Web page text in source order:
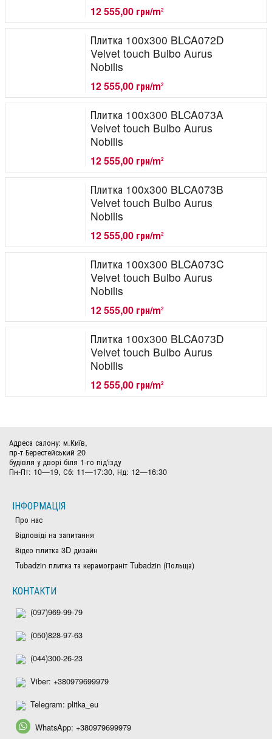
12 555,00 грн/m2
Плитка 100x300 BLCA072D
Velvet touch Bulbo Aurus
Nobilis
12 555,00 грн/m2
Плитка 100x300 BLCA073A
Velvet touch Bulbo Aurus
Nobilis
12 555,00 грн/m2
Плитка 100x300 BLCA073B
Velvet touch Bulbo Aurus
Nobilis
12 555,00 грн/m2
Плитка 100x300 BLCA073C
Velvet touch Bulbo Aurus
Nobilis
12 555,00 грн/m2
Плитка 100x300 BLCA073D
Velvet touch Bulbo Aurus
Nobilis
12 555,00 грн/m2
Адреса салону: м.Київ,
пр-т Берестейський 20
будівля у дворі біля 1-го під'їзду
Пн-Пт: 10—19, Сб: 11—17:30, Нд: 12—16:30
ІНФОРМАЦІЯ
Про нас
Відповіді на запитання
Відео плитка 3D дизайн
Tubadzin плитка та керамограніт Tubadzin (Польща)
КОНТАКТИ
(097)969-99-79
(050)828-97-63
(044)300-26-23
Viber: +380979699979
Telegram: plitka_eu
WhatsApp: +380979699979